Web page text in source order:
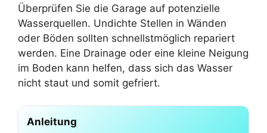
Überprüfen Sie die Garage auf potenzielle
Wasserquellen. Undichte Stellen in Wänden
oder Böden sollten schnellstmöglich repariert
werden. Eine Drainage oder eine kleine Neigung
im Boden kann helfen, dass sich das Wasser
nicht staut und somit gefriert.
Anleitung